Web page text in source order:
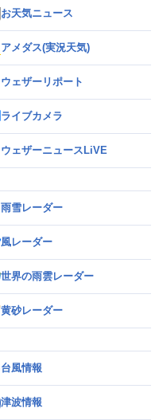
お天気ニュース
アメダス(実況天気)
ウェザーリポート
ライブカメラ
ウェザーニュースLiVE
雨雪レーダー
風レーダー
世界の雨雲レーダー
黄砂レーダー
台風情報
津波情報